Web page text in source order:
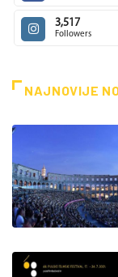
3,517
Followers
NAJNOVIJE